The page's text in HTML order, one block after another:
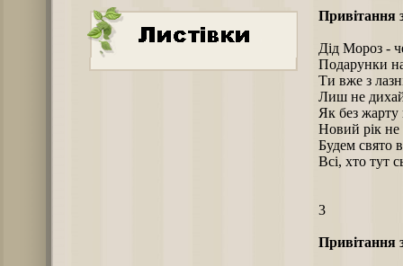
Привітання
Дід Мороз -
Подарунки
Ти вже з
Лиш не
Як без жарту
Новий рік не
Будем свято
Всі, хто тут
3
Привітання